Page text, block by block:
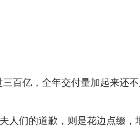
百亿，全年交付量加起来还
人们的道歉，则是花边点缀，